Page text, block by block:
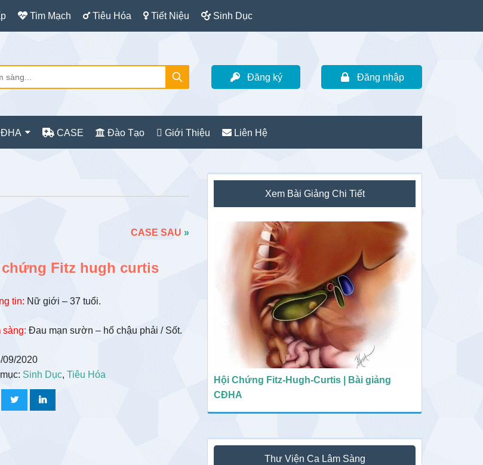
Tim Mạch Tiêu Hóa Tiết Niệu Sinh Dục
Đăng ký Đăng nhập
CASE Đào Tạo Giới Thiệu Liên Hệ
CASE SAU »
Fitz hugh curtis
tin: Nữ giới – 37 tuổi.
sàng: Đau mạn sườn – hố chậu phải / Sốt.
2020
Sinh Dục, Tiêu Hóa
Sidebar
chính
Xem Bài Giảng Chi Tiết
Hội Chứng Fitz-Hugh-Curtis | Bài giảng
CĐHA
Thư Viện Ca Lâm Sàng